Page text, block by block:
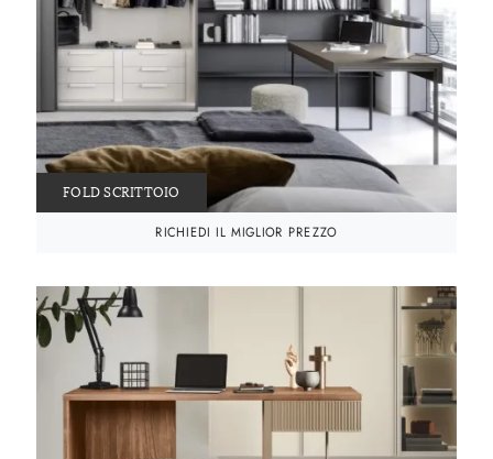
FOLD SCRITTOIO
RICHIEDI IL MIGLIOR PREZZO